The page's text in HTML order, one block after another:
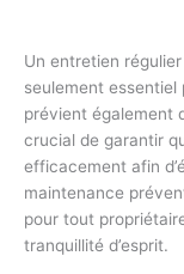
Un entretien
seulement essentiel
prévient également
crucial de garantir
efficacement afin
maintenance
pour tout
tranquillité d’esprit.